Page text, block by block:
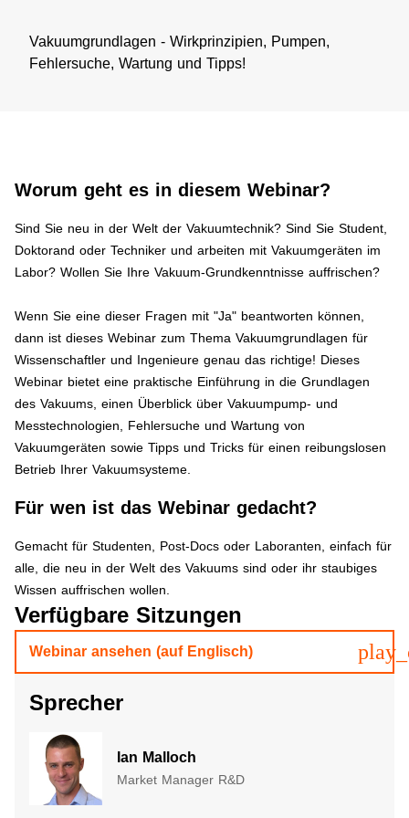
​Vakuumgrundlagen - Wirkprinzipien, Pumpen,
Fehlersuche, Wartung und Tipps​!
Worum geht es in diesem Webinar?
​Sind Sie neu in der Welt der Vakuumtechnik? Sind Sie Student,
Doktorand oder Techniker und arbeiten mit Vakuumgeräten im
Labor? Wollen Sie Ihre Vakuum-Grundkenntnisse auffrischen?
​Wenn Sie eine dieser Fragen mit "Ja" beantworten können,
dann ist dieses Webinar zum Thema Vakuumgrundlagen für
Wissenschaftler und Ingenieure genau das richtige! Dieses
Webinar bietet eine praktische Einführung in die Grundlagen
des Vakuums, einen Überblick über Vakuumpump- und
Messtechnologien, Fehlersuche und Wartung von
Vakuumgeräten sowie Tipps und Tricks für einen reibungslosen
Betrieb Ihrer Vakuumsysteme.
Für wen ist das Webinar gedacht?
​​Gemacht für Studenten, Post-Docs oder Laboranten, einfach für
alle, die neu in der Welt des Vakuums sind oder ihr staubiges
Wissen auffrischen wollen.​
Verfügbare Sitzungen
Webinar ansehen (auf Englisch)
Sprecher
Ian Malloch
Market Manager R&D​